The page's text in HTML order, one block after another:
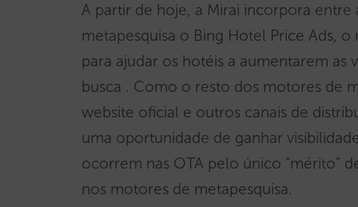
A partir de hoje, a Mirai incorpora entre
metapesquisa o Bing Hotel Price Ads,
para ajudar os hotéis a aumentarem as
busca . Como o resto dos motores de
website oficial e outros canais de
uma oportunidade de ganhar
ocorrem nas OTA pelo único “mérito”
nos motores de metapesquisa.